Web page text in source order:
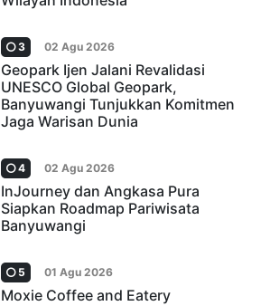
3 02 Agu 2026
Geopark Ijen Jalani Revalidasi
UNESCO Global Geopark,
Banyuwangi Tunjukkan Komitmen
Jaga Warisan Dunia
4 02 Agu 2026
InJourney dan Angkasa Pura
Siapkan Roadmap Pariwisata
Banyuwangi
5 01 Agu 2026
Moxie Coffee and Eatery